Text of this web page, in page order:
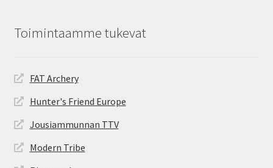
Toimintaamme tukevat
FAT Archery
Hunter's Friend Europe
Jousiammunnan TTV
Modern Tribe